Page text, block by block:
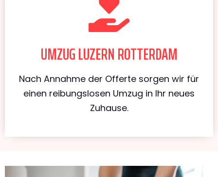
UMZUG LUZERN ROTTERDAM
Nach Annahme der Offerte sorgen wir für
einen reibungslosen Umzug in Ihr neues
Zuhause.